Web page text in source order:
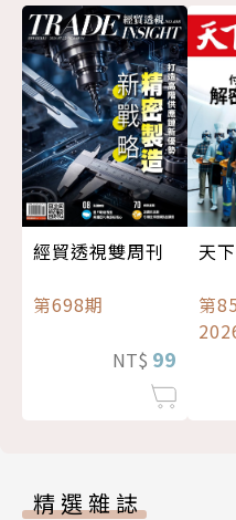
經貿透視雙周刊
第698期
NT$ 99
天
第
精選雜誌